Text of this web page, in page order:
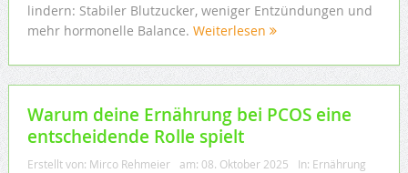
lindern: Stabiler Blutzucker, weniger Entzündungen und
mehr hormonelle Balance. Weiterlesen
Warum deine Ernährung bei PCOS eine
entscheidende Rolle spielt
Erstellt von: Mirco Rehmeier am: 08. Oktober 2025 In: Ernährung